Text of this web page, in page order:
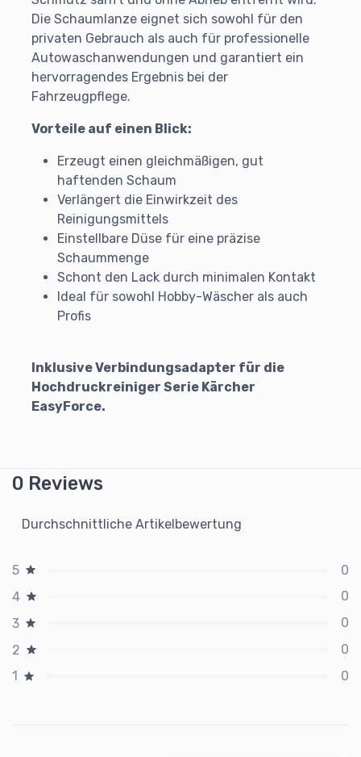
Die Schaumlanze eignet sich sowohl für den
privaten Gebrauch als auch für professionelle
Autowaschanwendungen und garantiert ein
hervorragendes Ergebnis bei der
Fahrzeugpflege.
Vorteile auf einen Blick:
Erzeugt einen gleichmäßigen, gut
haftenden Schaum
Verlängert die Einwirkzeit des
Reinigungsmittels
Einstellbare Düse für eine präzise
Schaummenge
Schont den Lack durch minimalen Kontakt
Ideal für sowohl Hobby-Wäscher als auch
Profis
Inklusive Verbindungsadapter für die
Hochdruckreiniger Serie Kärcher
EasyForce.
0 Reviews
Durchschnittliche Artikelbewertung
5
0
4
0
3
0
2
0
1
0